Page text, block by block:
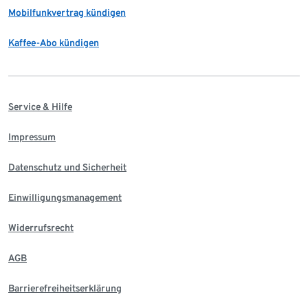
Mobilfunkvertrag kündigen
Kaffee-Abo kündigen
Service & Hilfe
Impressum
Datenschutz und Sicherheit
Einwilligungsmanagement
Widerrufsrecht
AGB
Barrierefreiheitserklärung